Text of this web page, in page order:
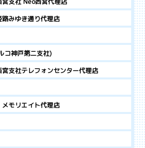
みゆき通り代理店
コ神戸第二支社)
支社テレフォンセンター代理店
モリエイト代理店